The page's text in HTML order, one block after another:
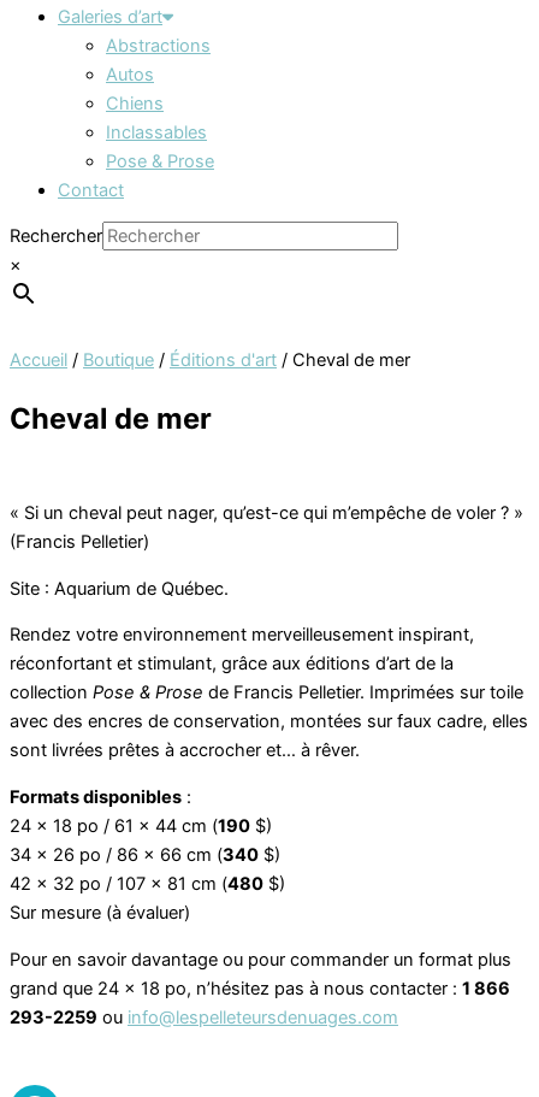
Galeries d’art
Abstractions
Autos
Chiens
Inclassables
Pose & Prose
Contact
Rechercher
×
Accueil / Boutique / Éditions d'art / Cheval de mer
Cheval de mer
« Si un cheval peut nager, qu’est-ce qui m’empêche de voler ? »
(Francis Pelletier)
Site : Aquarium de Québec.
Rendez votre environnement merveilleusement inspirant,
réconfortant et stimulant, grâce aux éditions d’art de la
collection Pose & Prose de Francis Pelletier. Imprimées sur toile
avec des encres de conservation, montées sur faux cadre, elles
sont livrées prêtes à accrocher et… à rêver.
Formats disponibles :
24 x 18 po / 61 x 44 cm (190 $)
34 x 26 po / 86 x 66 cm (340 $)
42 x 32 po / 107 x 81 cm (480 $)
Sur mesure (à évaluer)
Pour en savoir davantage ou pour commander un format plus
grand que 24 x 18 po, n’hésitez pas à nous contacter : 1 866
293-2259 ou info@lespelleteursdenuages.com